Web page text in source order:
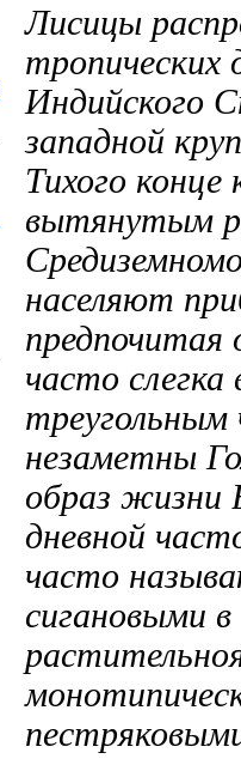
Лисицы
тропических
Индийского
западной
Тихого конце
вытянутым
населяют
предпочитая
часто
треугольным
незаметны
образ жизни
дневной
часто
сигановыми